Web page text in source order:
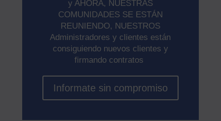
y AHORA, NUESTRAS
COMUNIDADES SE ESTÁN
REUNIENDO, NUESTROS
Administradores y clientes están
consiguiendo nuevos clientes y
firmando contratos
Informate sin compromiso